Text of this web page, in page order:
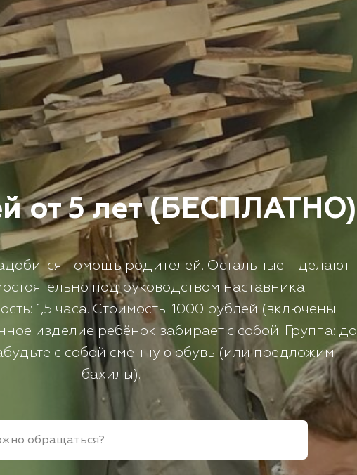
от 5 лет (БЕСПЛАТНО)
помощь родителей. Остальные - делают
под руководством наставника.
1,5 часа. Стоимость: 1000 рублей (включены
изделие ребёнок забирает с собой. Группа: до
с собой сменную обувь (или предложим
бахилы).